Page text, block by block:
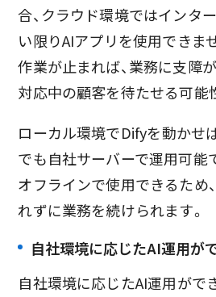
合、クラウド環境ではインタ
い限りAIアプリを使用できま
作業が止まれば、業務に支障
対応中の顧客を待たせる可能
ローカル環境でDifyを動かせ
でも自社サーバーで運用可能
オフラインで使用できるため
れずに業務を続けられます。
自社環境に応じたAI運用が
自社環境に応じたAI運用がで